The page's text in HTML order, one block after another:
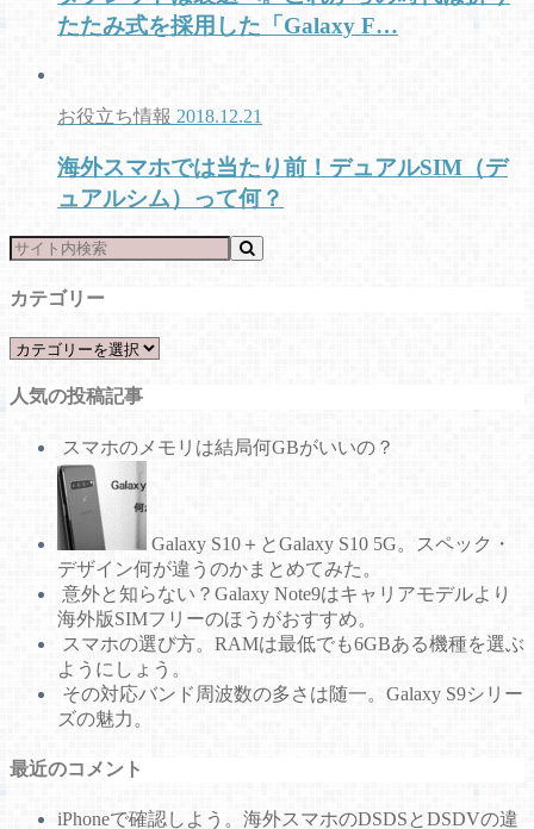
たたみ式を採用した「Galaxy F…
お役立ち情報 2018.12.21
海外スマホでは当たり前！デュアルSIM（デ
ュアルシム）って何？
カテゴリー
カ
ゴ
人気の投稿記事
スマホのメモリは結局何GBがいいの？
Galaxy S10＋とGalaxy S10 5G。スペック・
デザイン何が違うのかまとめてみた。
意外と知らない？Galaxy Note9はキャリアモデルより
海外版SIMフリーのほうがおすすめ。
スマホの選び方。RAMは最低でも6GBある機種を選ぶ
ようにしょう。
その対応バンド周波数の多さは随一。Galaxy S9シリー
ズの魅力。
最近のコメント
iPhoneで確認しよう。海外スマホのDSDSとDSDVの違